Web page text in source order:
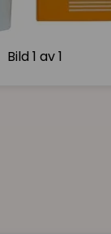
Bild1 av 1